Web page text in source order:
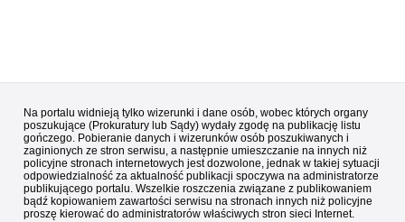
Na portalu widnieją tylko wizerunki i dane osób, wobec których organy
poszukujące (Prokuratury lub Sądy) wydały zgodę na publikację listu
gończego. Pobieranie danych i wizerunków osób poszukiwanych i
zaginionych ze stron serwisu, a następnie umieszczanie na innych niż
policyjne stronach internetowych jest dozwolone, jednak w takiej sytuacji
odpowiedzialność za aktualność publikacji spoczywa na administratorze
publikującego portalu. Wszelkie roszczenia związane z publikowaniem
bądź kopiowaniem zawartości serwisu na stronach innych niż policyjne
proszę kierować do administratorów właściwych stron sieci Internet.